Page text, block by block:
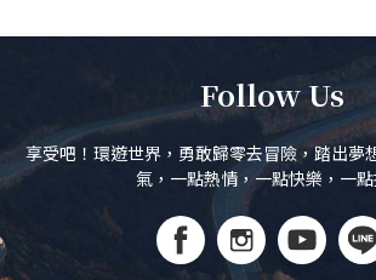
Follow Us
享受吧！環遊世界，勇敢歸零去冒險，踏出夢
氣，一點熱情，一點快樂，一